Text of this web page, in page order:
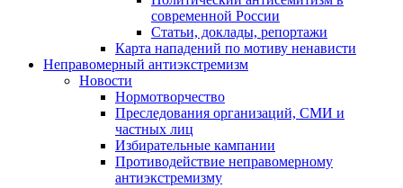
современной России
Статьи, доклады, репортажи
Карта нападений по мотиву ненависти
Неправомерный антиэкстремизм
Новости
Нормотворчество
Преследования организаций, СМИ и
частных лиц
Избирательные кампании
Противодействие неправомерному
антиэкстремизму